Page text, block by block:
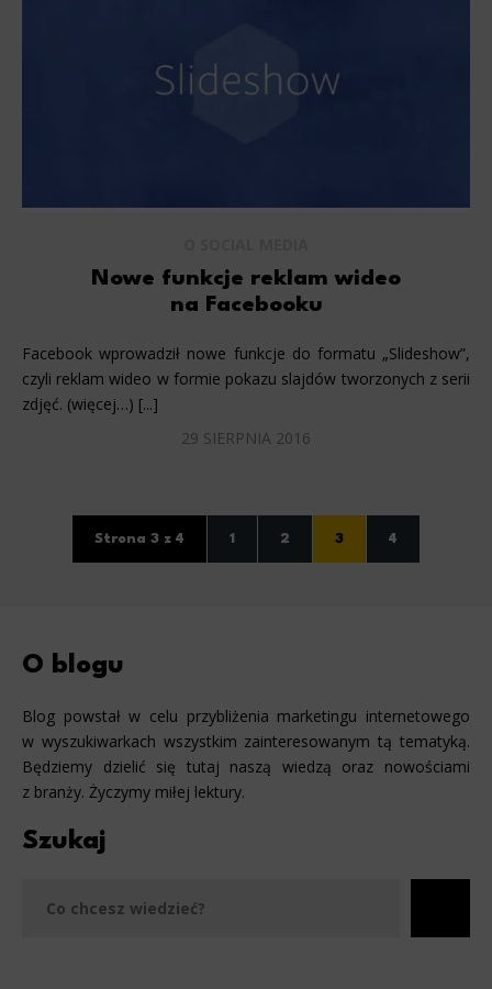
Scope responsible for displaying personalized ads that may be of interest to the user based on browsing
Nowe funkcje reklam wideo
na Facebooku
Facebook wprowadził nowe funkcje do formatu „Slideshow”,
czyli reklam wideo w formie pokazu slajdów tworzonych z serii
zdjęć. (więcej…) [...]
29 SIERPNIA 2016
Strona 3 z 4 1 2 3 4
O blogu
Blog powstał w celu przybliżenia marketingu internetowego
w wyszukiwarkach wszystkim zainteresowanym tą tematyką.
Będziemy dzielić się tutaj naszą wiedzą oraz nowościami
z branży. Życzymy miłej lektury.
Szukaj